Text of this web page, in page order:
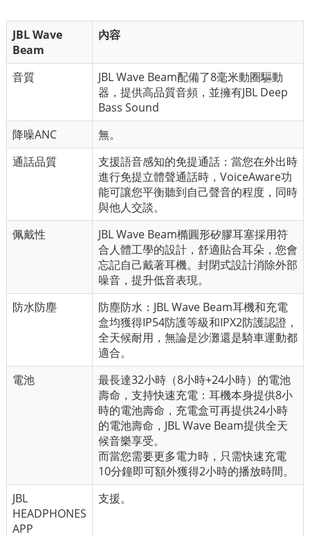
JBL Wave
Beam
內容
音質
JBL Wave Beam配備了8毫米動圈驅動
器，提供高品質音頻，並擁有JBL Deep
Bass Sound
降噪ANC
無。
通話品質
支援語音感知的免提通話：當您在外出時
進行免提立體聲通話時，VoiceAware功
能可讓您平衡聽到自己聲音的程度，同時
與他人交談。
佩戴性
JBL Wave Beam橢圓形矽膠耳塞採用符
合人體工學的設計，舒適貼合耳朵，您會
忘記自己戴著耳機。封閉式設計消除外部
噪音，提升低音表現。
防水防塵
防塵防水：JBL Wave Beam耳機和充電
盒均獲得IP54防護等級和IPX2防護認證，
全天候耐用，無論是沙灘還是騎車運動都
適合。
電池
最長達32小時 （8小時+24小時） 的電池
壽命，支持快速充電：耳機本身提供8小
時的電池壽命，充電盒可再提供24小時
的電池壽命，JBL Wave Beam提供全天
候音樂享受。
而當您需要更多電力時，只需快速充電
10分鐘即可額外獲得2小時的播放時間。
JBL
HEADPHONES
APP
支援。